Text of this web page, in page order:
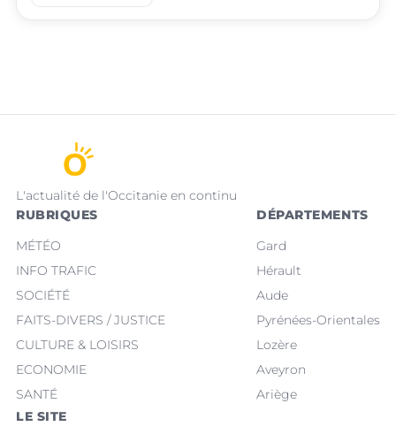
L'actualité de l'Occitanie en continu
RUBRIQUES
MÉTÉO
INFO TRAFIC
SOCIÉTÉ
FAITS-DIVERS / JUSTICE
CULTURE & LOISIRS
ECONOMIE
SANTÉ
DÉPARTEMENTS
Gard
Hérault
Aude
Pyrénées-Orientales
Lozère
Aveyron
Ariège
LE SITE